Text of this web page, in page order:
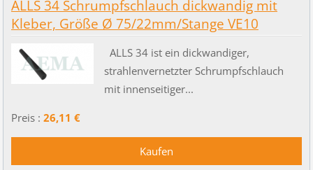
ALLS 34 Schrumpfschlauch dickwandig mit
Kleber, Größe Ø 75/22mm/Stange VE10
ALLS 34 ist ein dickwandiger,
strahlenvernetzter Schrumpfschlauch
mit innenseitiger...
Preis : 26,11 €